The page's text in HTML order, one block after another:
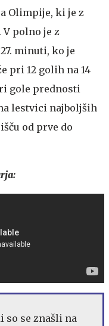
Olimpije, ki je z
polno je z
minuti, ko je
pri 12 golih na 14
gole prednosti
lestvici najboljših
od prve do
so se znašli na